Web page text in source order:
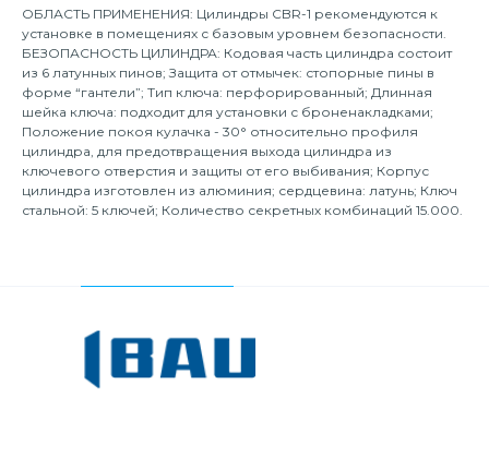
ОБЛАСТЬ ПРИМЕНЕНИЯ: Цилиндры CBR-1 рекомендуются к
установке в помещениях с базовым уровнем безопасности.
БЕЗОПАСНОСТЬ ЦИЛИНДРА: Кодовая часть цилиндра состоит
из 6 латунных пинов; Защита от отмычек: стопорные пины в
форме “гантели”; Тип ключа: перфорированный; Длинная
шейка ключа: подходит для установки с броненакладками;
Положение покоя кулачка - 30° относительно профиля
цилиндра, для предотвращения выхода цилиндра из
ключевого отверстия и защиты от его выбивания; Корпус
цилиндра изготовлен из алюминия; сердцевина: латунь; Ключ
стальной: 5 ключей; Количество секретных комбинаций 15.000.